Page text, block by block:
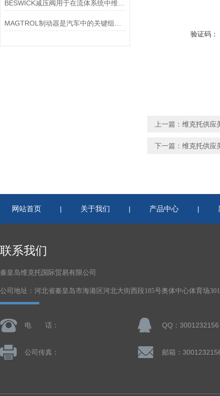
验证码：
上一篇： 维克托供应
下一篇： 维克托供应
网站首页 | 关于我们 | 产品中心 |
联系我们
秦皇岛维克托国际贸易有限公司
公司地址：河北省秦皇岛市海港区河北大街西段185号奥体中心体育场
电 话： QQ：3001232156
公司传真： 邮箱：